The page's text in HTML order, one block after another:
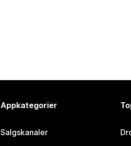
Appkategorier
Salgskanaler